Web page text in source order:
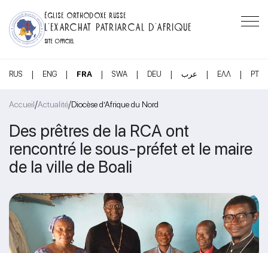
ÉGLISE ORTHODOXE RUSSE
L’EXARCHAT PATRIARCAL D’AFRIQUE
SITE OFFICIEL
RUS | ENG | FRA | SWA | DEU | عرب | ΕΛΛ | PT
Accueil/Actualité/Diocèse d’Afrique du Nord
Des prêtres de la RCA ont
rencontré le sous-préfet et le maire
de la ville de Boali